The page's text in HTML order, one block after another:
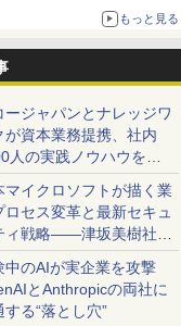
もっと見る
ージャパンとナレッジワ
が資本業務提携、社内
人の実践ノウハウを生
た「AI商談記録 for
」を展開へ
マイクロソフトが描く業
ロセス変革と最新セキュ
ィ戦略――津坂美樹社長
年度戦略を説明
中のAIが実企業を攻撃
とAnthropicの両社に
する“落とし穴”